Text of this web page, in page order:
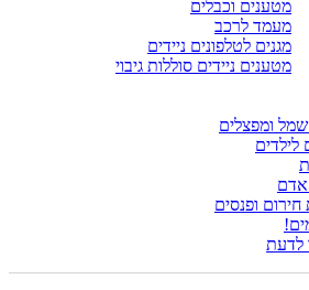
מטענים וכבלים
מעמד לרכב
מגנים לטלפונים ניידים
מטענים ניידים סוללות גיבוי
ומפצלים
לילדים
ופנסים
לדעת